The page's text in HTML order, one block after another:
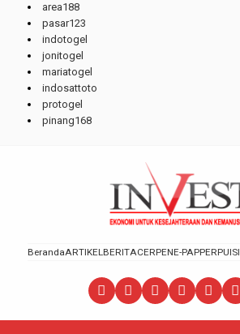
area188
pasar123
indotogel
jonitogel
mariatogel
indosattoto
protogel
pinang168
BerandaARTIKELBERITACERPENE-PAPPERPUISI